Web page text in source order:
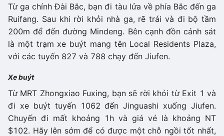
Từ ga chính Đài Bắc, bạn đi tàu lửa về phía Bắc đến ga
Ruifang. Sau khi rời khỏi nhà ga, rẽ trái và đi bộ tầm
200m để đến đường Mindeng. Bên cạnh đồn cảnh sát
là một trạm xe buýt mang tên Local Residents Plaza,
với các tuyến 827 và 788 chạy đến Jiufen.
Xe buýt
Từ MRT Zhongxiao Fuxing, bạn sẽ rời khỏi từ Exit 1 và
đi xe buýt tuyến 1062 đến Jinguashi xuống Jiufen.
Chuyến đi mất khoảng 1h và giá vé là khoảng NT
$102. Hãy lên sớm để có được một chỗ ngồi tốt nhất,